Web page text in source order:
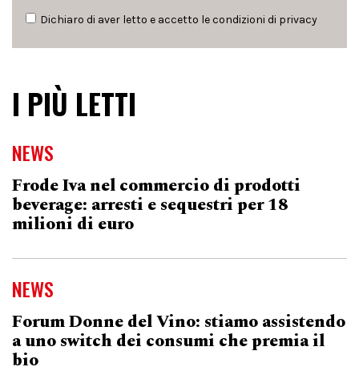
Dichiaro di aver letto e accetto le condizioni di privacy
I PIÙ LETTI
NEWS
Frode Iva nel commercio di prodotti
beverage: arresti e sequestri per 18
milioni di euro
NEWS
Forum Donne del Vino: stiamo assistendo
a uno switch dei consumi che premia il
bio